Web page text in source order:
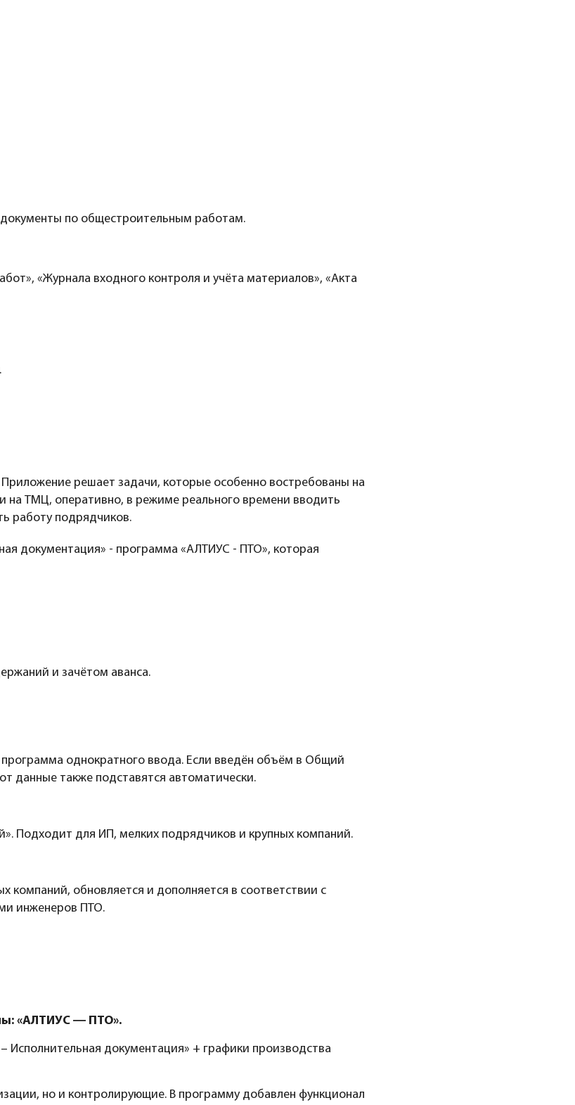
по общестроительным работам.
«Журнала входного контроля и учёта материалов», «Акта
решает задачи, которые особенно востребованы на
на ТМЦ, оперативно, в режиме реального времени вводить
работу подрядчиков.
документация» - программа «АЛТИУС - ПТО», которая
и зачётом аванса.
однократного ввода. Если введён объём в Общий
данные также подставятся автоматически.
Подходит для ИП, мелких подрядчиков и крупных компаний.
компаний, обновляется и дополняется в соответствии с
инженеров ПТО.
«АЛТИУС ― ПТО».
документация» + графики производства
но и контролирующие. В программу добавлен функционал